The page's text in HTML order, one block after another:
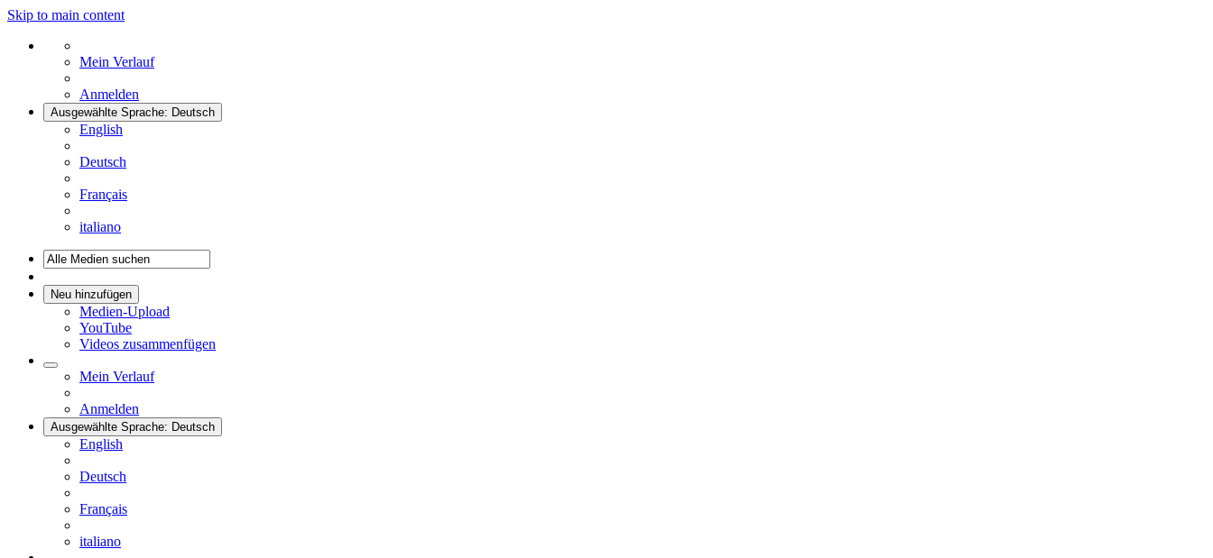
Skip to main content
Mein Verlauf
Anmelden
Ausgewählte Sprache: Deutsch
English
Deutsch
Français
italiano
Neu hinzufügen
Medien-Upload
YouTube
Videos zusammenfügen
Mein Verlauf
Anmelden
Ausgewählte Sprache: Deutsch
English
Deutsch
Français
italiano